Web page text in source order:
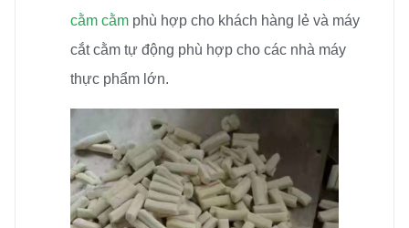
cằm cằm phù hợp cho khách hàng lẻ và máy
cắt cằm tự động phù hợp cho các nhà máy
thực phẩm lớn.